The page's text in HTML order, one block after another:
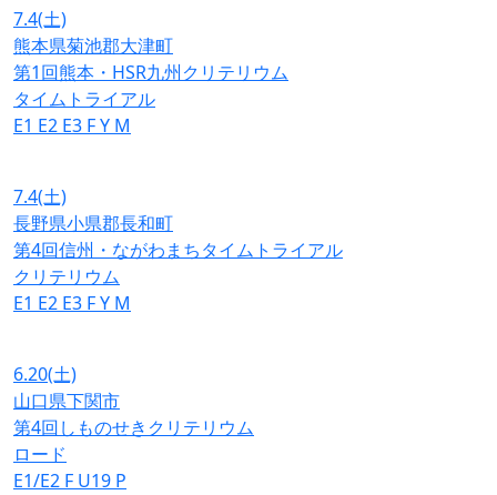
7.4(土)
熊本県菊池郡大津町
第1回熊本・HSR九州クリテリウム
タイムトライアル
E1 E2 E3 FY M
7.4(土)
長野県小県郡長和町
第4回信州・ながわまちタイムトライアル
クリテリウム
E1 E2 E3 FY M
6.20(土)
山口県下関市
第4回しものせきクリテリウム
ロード
E1/E2 F U19 P